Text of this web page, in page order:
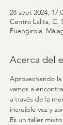
28 sept 2024,
Centro Lalita, C.
Fuengirola,
Acerca del
Aprovechando
vamos a
a través de la
increible voz y
Es un taller